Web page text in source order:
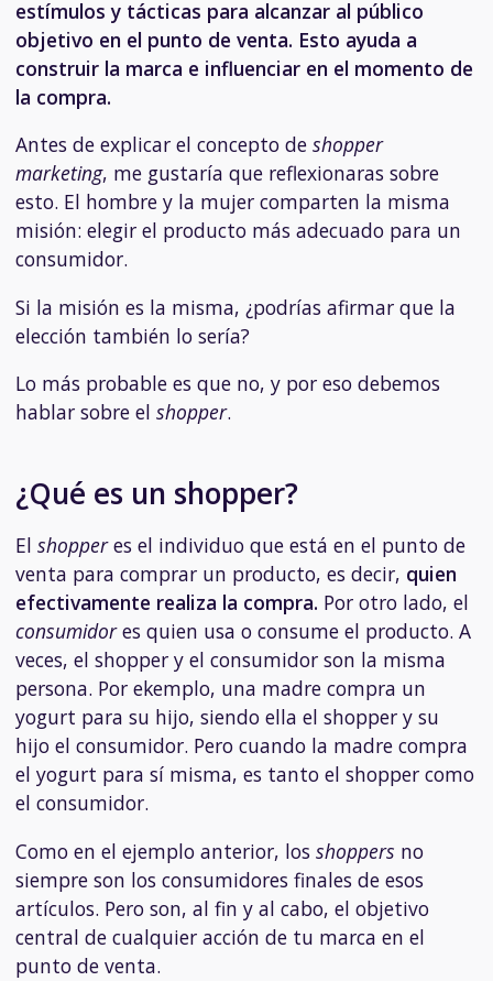
estímulos y tácticas para alcanzar al público
objetivo en el punto de venta. Esto ayuda a
construir la marca e influenciar en el momento de
la compra.
Antes de explicar el concepto de shopper
marketing, me gustaría que reflexionaras sobre
esto. El hombre y la mujer comparten la misma
misión: elegir el producto más adecuado para un
consumidor.
Si la misión es la misma, ¿podrías afirmar que la
elección también lo sería?
Lo más probable es que no, y por eso debemos
hablar sobre el shopper.
¿Qué es un shopper?
El shopperes el individuo que está en el punto de
venta para comprar un producto, es decir, quien
efectivamente realiza la compra. Por otro lado, el
consumidores quien usa o consume el producto. A
veces, el shopper y el consumidor son la misma
persona. Por ekemplo, una madre compra un
yogurt para su hijo, siendo ella el shopper y su
hijo el consumidor. Pero cuando la madre compra
el yogurt para sí misma, es tanto el shopper como
el consumidor.
Como en el ejemplo anterior, los shoppers no
siempre son los consumidores finales de esos
artículos. Pero son, al fin y al cabo, el objetivo
central de cualquier acción de tu marca en el
punto de venta.